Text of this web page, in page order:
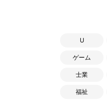
U
ゲーム
士業
福祉